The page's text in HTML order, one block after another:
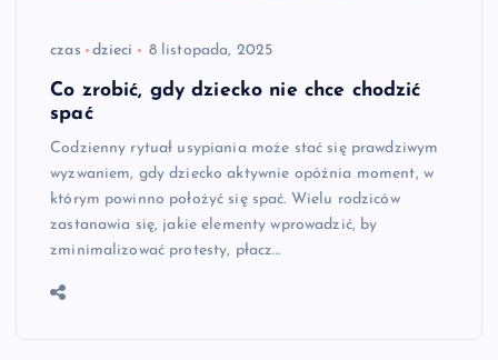
czas dzieci 8 listopada, 2025
Co zrobić, gdy dziecko nie chce chodzić
spać
Codzienny rytuał usypiania może stać się prawdziwym
wyzwaniem, gdy dziecko aktywnie opóźnia moment, w
którym powinno położyć się spać. Wielu rodziców
zastanawia się, jakie elementy wprowadzić, by
zminimalizować protesty, płacz…